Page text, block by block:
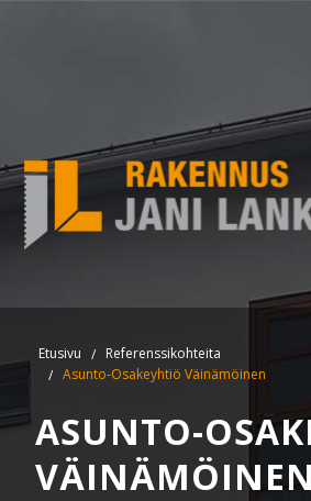
Etusivu
Referenssikohteita
Asunto-Osakeyhtiö Väinämöinen
ASUNTO-
VÄINÄMÖINEN